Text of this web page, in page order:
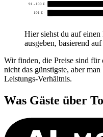
91 - 100 €
101 € -
Hier siehst du auf
ausgeben, basierend
Wir finden, die Preise sind für
nicht das günstigste, aber
Leistungs-Verhältnis.
Was Gäste über